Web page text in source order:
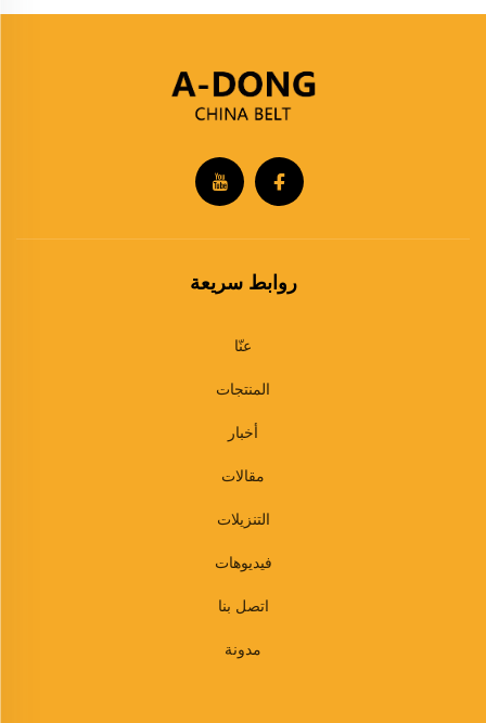
روابط سريعة
عنّا
المنتجات
أخبار
مقالات
التنزيلات
فيديوهات
اتصل بنا
مدونة